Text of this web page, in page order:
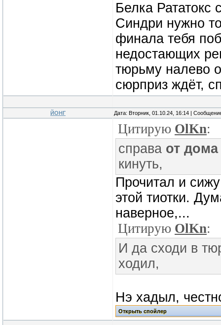
Белка Рататокс
Синдри нужно
финала тебя
недостающих
тюрьму налево
сюрприз ждёт,
ЙОНГ Дата: Вторник, 01.10.24, 16:14 |
Цитирую OlKn:
справа от
кинуть,
Прочитал и
этой тиотки.
наверное,...
Цитирую OlKn:
И да сходи в
ходил,
Нэ хадыл,